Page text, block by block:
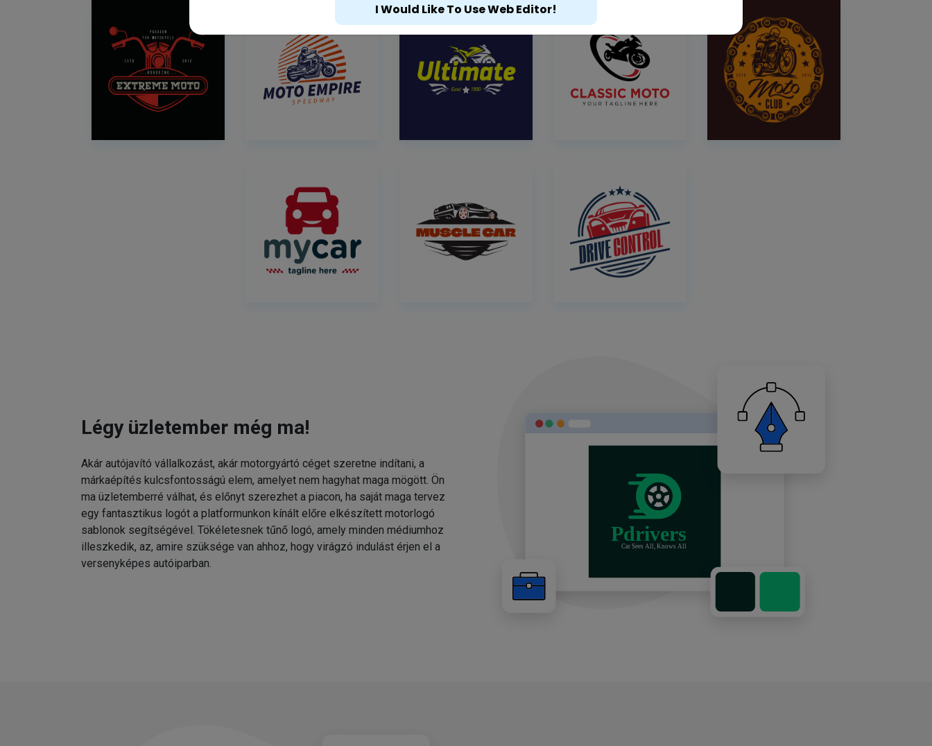
Légy üzletember még ma!
Akár autójavító vállalkozást, akár motorgyártó céget szeretne indítani, a
márkaépítés kulcsfontosságú elem, amelyet nem hagyhat maga mögött. Ön
ma üzletemberré válhat, és előnyt szerezhet a piacon, ha saját maga tervez
egy fantasztikus logót a platformunkon kínált előre elkészített motorlogó
sablonok segítségével. Tökéletesnek tűnő logó, amely minden médiumhoz
illeszkedik, az, amire szüksége van ahhoz, hogy virágzó indulást érjen el a
versenyképes autóiparban.
I Would Like To Use Web Editor!